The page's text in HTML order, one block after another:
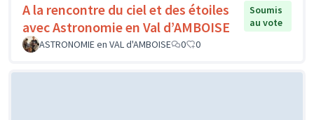
A la rencontre du ciel et des étoiles
avec Astronomie en Val d’AMBOISE
Soumis
au vote
ASTRONOMIE en VAL d'AMBOISE
0 0